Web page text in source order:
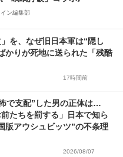
ン編集部
」を、なぜ旧日本軍は“隠し
かりが死地に送られた「残酷
17時間前
で支配”した男の正体は…
前たちを罰する」日本で知ら
版アウシュビッツ”の不条理
2026/08/07